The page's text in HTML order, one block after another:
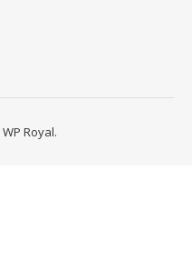
WP Royal.